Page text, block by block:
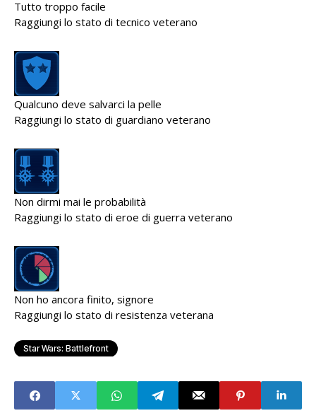
Tutto troppo facile
Raggiungi lo stato di tecnico veterano
Qualcuno deve salvarci la pelle
Raggiungi lo stato di guardiano veterano
Non dirmi mai le probabilità
Raggiungi lo stato di eroe di guerra veterano
Non ho ancora finito, signore
Raggiungi lo stato di resistenza veterana
Star Wars: Battlefront